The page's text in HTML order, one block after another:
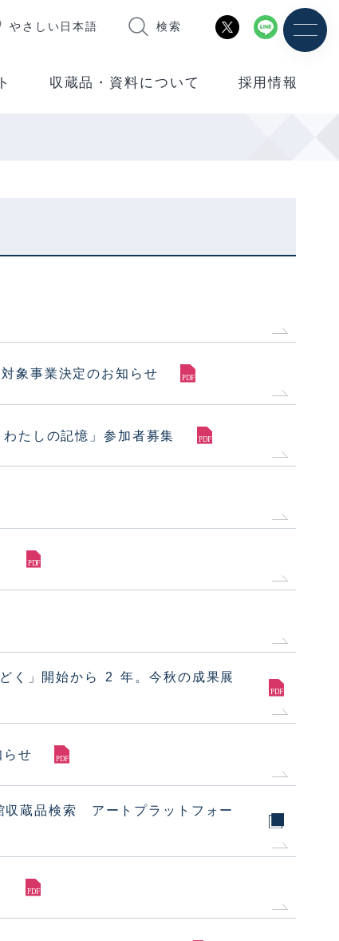
やさしい日本語 検索
収蔵品・資料について 採用情報
象事業決定のお知らせ
たしの記憶」参加者募集
く」開始から 2 年。今秋の成果展
せ
蔵品検索 アートプラットフォー